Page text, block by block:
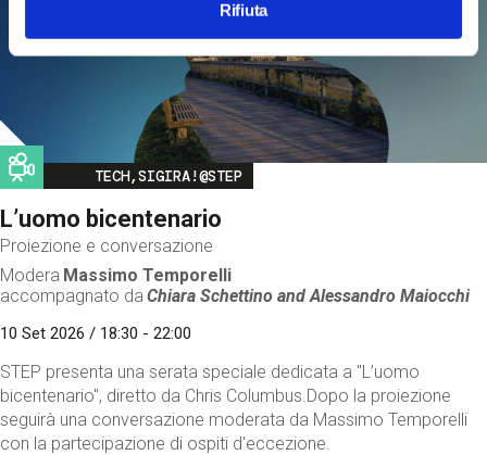
Rifiuta
Image
TECH,SIGIRA!@STEP
L’uomo bicentenario
Proiezione e conversazione
Modera Massimo Temporelli
accompagnato da Chiara Schettino andAlessandro Maiocchi
10 Set 2026 / 18:30 - 22:00
STEP presenta una serata speciale dedicata a "L’uomo
bicentenario", diretto da Chris Columbus.Dopo la proiezione
seguirà una conversazione moderata da Massimo Temporelli
con la partecipazione di ospiti d'eccezione.